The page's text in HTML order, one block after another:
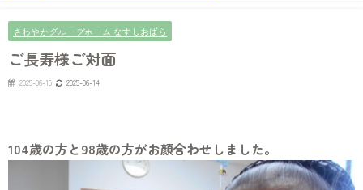
さわやかグループホーム なすしおばら
ご長寿様ご対面
2025-06-15 2025-06-14
104歳の方と98歳の方がお顔合わせしました。